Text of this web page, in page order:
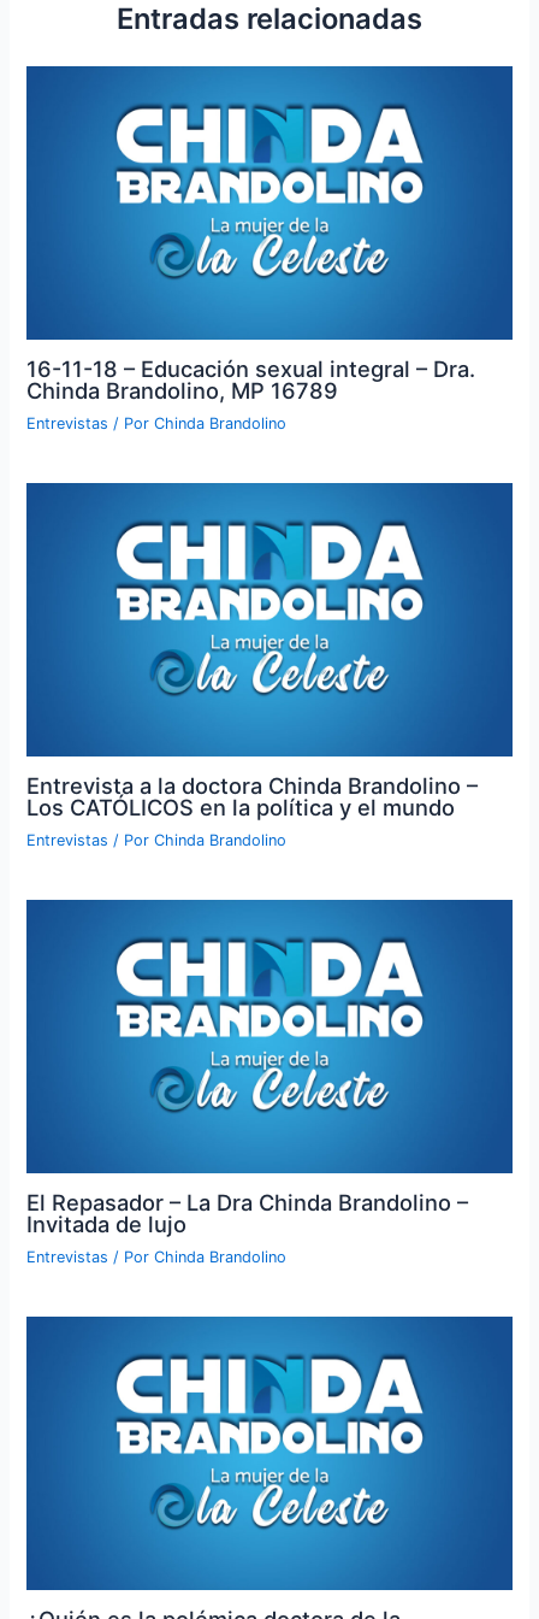
Entradas relacionadas
16-11-18 – Educación sexual integral – Dra.
Chinda Brandolino, MP 16789
Entrevistas / PorChinda Brandolino
Entrevista a la doctora Chinda Brandolino –
Los CATÓLICOS en la política y el mundo
Entrevistas / PorChinda Brandolino
El Repasador – La Dra Chinda Brandolino –
Invitada de lujo
Entrevistas / PorChinda Brandolino